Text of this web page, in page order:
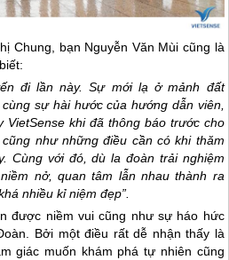
Chung, bạn Nguyễn Văn Mùi cũng là
đi lần này. Sự mới lạ ở mảnh đất
sự hài hước của hướng dẫn viên,
khi đã thông báo trước cho
như những điều cần có khi thăm
Cùng với đó, dù la đoàn trải nghiệm
nở, quan tâm lẫn nhau thành ra
nhiều kỉ niệm đẹp”.
được niềm vui cũng như sự háo hức
Bởi một điều rất dễ nhận thấy là
giác muốn khám phá tự nhiên cũng